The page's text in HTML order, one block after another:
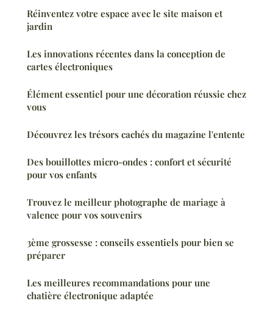
Réinventez votre espace avec le site maison et
jardin
Les innovations récentes dans la conception de
cartes électroniques
Élément essentiel pour une décoration réussie chez
vous
Découvrez les trésors cachés du magazine l'entente
Des bouillottes micro-ondes : confort et sécurité
pour vos enfants
Trouvez le meilleur photographe de mariage à
valence pour vos souvenirs
3ème grossesse : conseils essentiels pour bien se
préparer
Les meilleures recommandations pour une
chatière électronique adaptée